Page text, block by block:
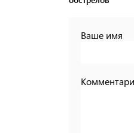
Ваше имя